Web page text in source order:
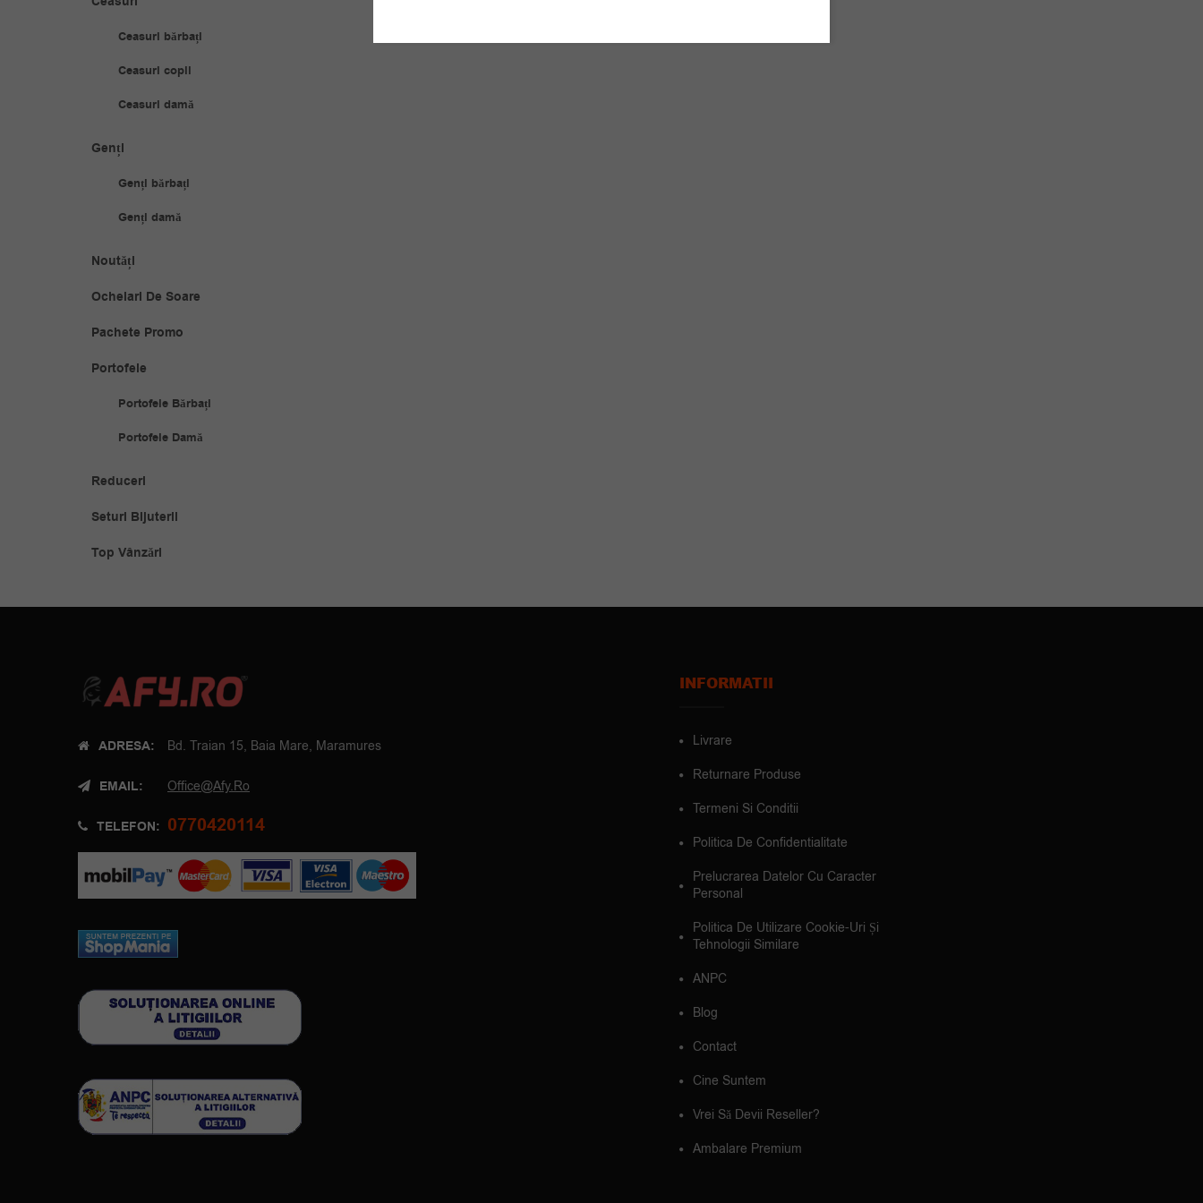
Ceasuri bărbați
Ceasuri copii
Ceasuri damă
Genți
Genți bărbați
Genți damă
Noutăți
Ochelari De Soare
Pachete Promo
Portofele
Portofele Bărbați
Portofele Damă
Reduceri
Seturi Bijuterii
Top Vânzări
ADRESA: Bd. Traian 15, Baia Mare, Maramures
EMAIL: Office@afy.ro
TELEFON: 0770420114
INFORMATII
Livrare
Returnare Produse
Termeni Si Conditii
Politica De Confidentialitate
Prelucrarea Datelor Cu Caracter
Personal
Politica De Utilizare Cookie-Uri Și
Tehnologii Similare
ANPC
Blog
Contact
Cine Suntem
Vrei Să Devii Reseller?
Ambalare Premium